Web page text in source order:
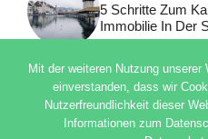
5 Schritte Zum
Immobilie In Der
© 2026
Mit der weiteren Nutzung
einverstanden, dass wir
Nutzerfreundlichkeit dieser
Informationen zum